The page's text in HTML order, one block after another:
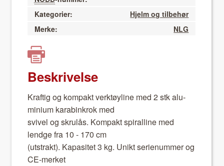
Kategorier:
Hjelm og tilbehør
Merke:
NLG
Beskrivelse
Kraftig og kom­pakt verk­tøy­line med 2 stk alu­
mini­um kara­binkrok med
sviv­el og skrulås. Kom­pakt spi­ralline med
lendge fra 10 - 170 cm
(utstrakt). Kap­a­sitet 3 kg. Unikt serienum­mer og
CE-mer­ket